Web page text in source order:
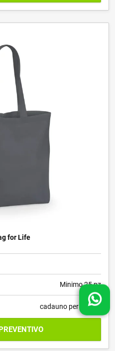
for Life
Minimo 25 pz
cadauno per 100 pz